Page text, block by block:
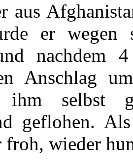
aus
er
nachdem
Anschlag
ihm selbst
geflohen.
froh, wieder